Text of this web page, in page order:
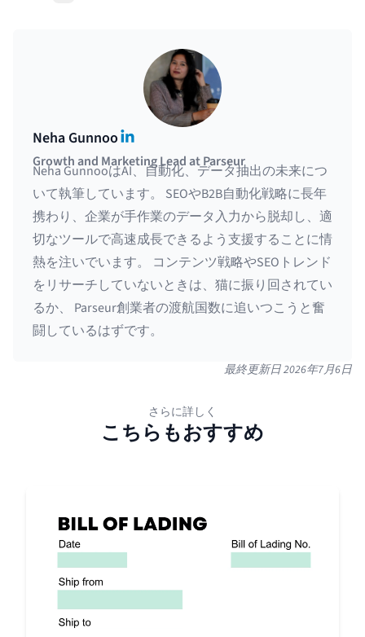
Neha GunnooLinkedIn
Growth and Marketing Lead at Parseur
Neha GunnooはAI、自動化、データ抽出の未来につ
いて執筆しています。 SEOやB2B自動化戦略に長年
携わり、企業が手作業のデータ入力から脱却し、適
切なツールで高速成長できるよう支援することに情
熱を注いでいます。 コンテンツ戦略やSEOトレンド
をリサーチしていないときは、猫に振り回されてい
るか、 Parseur創業者の渡航国数に追いつこうと奮
闘しているはずです。
最終更新日2026年7月6日
さらに詳しく
こちらもおすすめ